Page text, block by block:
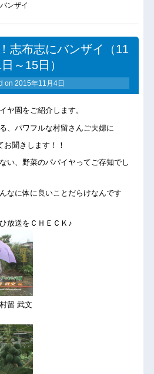
ンザイ
志布志にバンザイ（11
～15日）
on 2015年11月4日
ヤ園をご紹介します。
、パワフルな村留さんご夫婦に
お聞きします！！
い、野菜のパパイヤってご存知でし
なに体に良いことだらけなんです
放送をＣＨＥＣＫ♪
留 武文